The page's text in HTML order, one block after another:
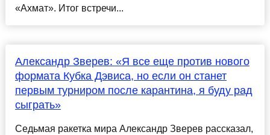
«Ахмат». Итог встречи...
Александр Зверев: «Я все еще против нового
формата Кубка Дэвиса, но если он станет
первым турниром после карантина, я буду рад
сыграть»
Седьмая ракетка мира Александр Зверев рассказал,